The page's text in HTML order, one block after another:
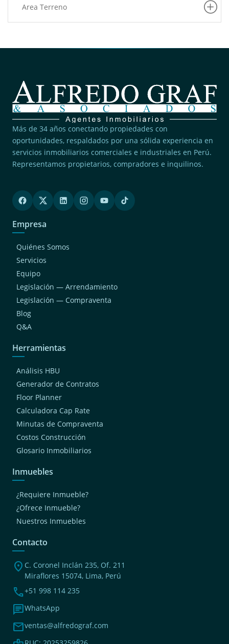
Pueblo Libre
San Martin De Porres (5)
Pucusana (3)
Lince (3)
San Borja (2)
Ancon (2)
San Juan De Miraflores (2)
Jesus Maria
Surquillo
Magdalena Del Mar
Chaclacayo
San Bartolo
San Luis
Cieneguilla
Area Terreno
Más de 34 años conectando propiedades con
oportunidades, respaldados por una sólida experiencia en
servicios inmobiliarios comerciales e industriales en Perú.
Representamos propietarios, compradores e inquilinos.
Empresa
Quiénes Somos
Servicios
Equipo
Legislación — Arrendamiento
Legislación — Compraventa
Blog
Q&A
Herramientas
Análisis HBU
Generador de Contratos
Floor Planner
Calculadora Cap Rate
Minutas de Compraventa
Costos Construcción
Glosario Inmobiliarios
Inmuebles
¿Requiere Inmueble?
¿Ofrece Inmueble?
Nuestros Inmuebles
Contacto
location_on C. Coronel Inclán 235, Of. 211
Miraflores 15074, Lima, Perú
phone+51 998 114 235
chatWhatsApp
mailventas@alfredograf.com